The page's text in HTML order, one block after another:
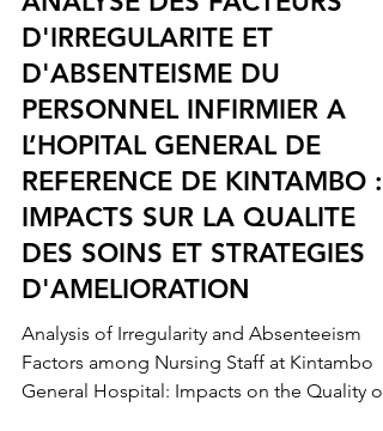
31 oct. 2025
14 min de lecture
ANALYSE DES FACTEURS
D'IRREGULARITE ET
D'ABSENTEISME DU
PERSONNEL INFIRMIER A
L’HOPITAL GENERAL DE
REFERENCE DE KINTAMBO :
IMPACTS SUR LA QUALITE
DES SOINS ET STRATEGIES
D'AMELIORATION